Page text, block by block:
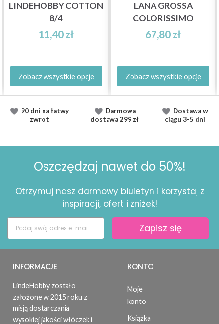
LINDEHOBBY COTTON
8/4
11,40 zł
Zobacz wszystkie opcje
LANA GROSSA
COLORISSIMO
67,80 zł
Zobacz wszystkie opcje
90 dni na łatwy
zwrot
Darmowa
dostawa299 zł
Dostawaw
ciągu 3-5 dni
Oszczędzaj nawet do 50%!
Otrzymuj nasz darmowy biuletyn i korzystaj z
inspiracji, ofert i zniżek!
Zapisz się
INFORMACJE
LindeHobby zostało
założone w 2015 roku z
misją dostarczania
wysokiej jakości włóczek i
KONTO
Moje
konto
Książka